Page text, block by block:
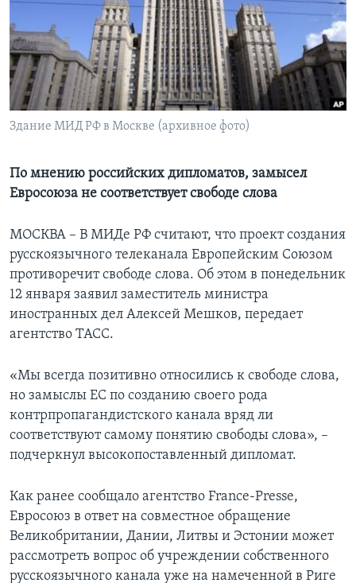
Learning English
СОЦИАЛЬНЫЕ СЕТИ
Здание МИД РФ в Москве (архивное фото)
По мнению российских дипломатов, замысел
Евросоюза не соответствует свободе слова
МОСКВА – В МИДе РФ считают, что проект создания
русскоязычного телеканала Европейским Союзом
противоречит свободе слова. Об этом в понедельник
12 января заявил заместитель министра
иностранных дел Алексей Мешков, передает
агентство ТАСС.
«Мы всегда позитивно относились к свободе слова,
но замыслы ЕС по созданию своего рода
контрпропагандистского канала вряд ли
соответствуют самому понятию свободы слова», –
подчеркнул высокопоставленный дипломат.
Как ранее сообщало агентство France-Presse,
Евросоюз в ответ на совместное обращение
Великобритании, Дании, Литвы и Эстонии может
рассмотреть вопрос об учреждении собственного
русскоязычного канала уже на намеченной в Риге